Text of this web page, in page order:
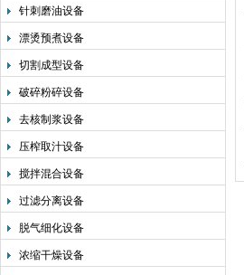
针刺磨油设备
漂烫预煮设备
切割成型设备
破碎粉碎设备
去核制浆设备
压榨取汁设备
搅拌混合设备
过滤分离设备
脱气细化设备
浓缩干燥设备